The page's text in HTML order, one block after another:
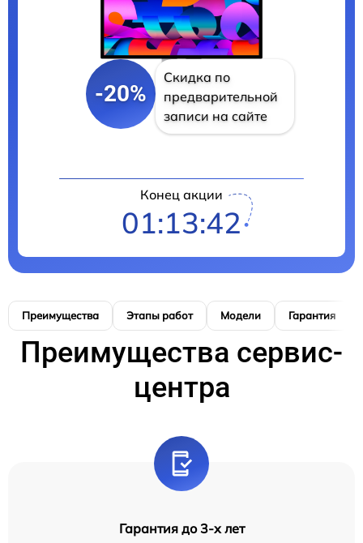
-20%
Скидка по
предварительной
записи на сайте
Конец акции
01:13:41
Преимущества Этапы работ Модели Гарантия
Преимущества сервис-
центра
Гарантия до 3-х лет